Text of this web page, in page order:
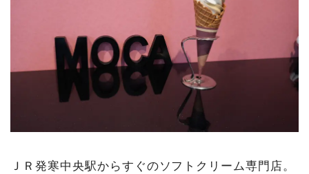
ＪＲ発寒中央駅からすぐのソフトクリーム専門店。